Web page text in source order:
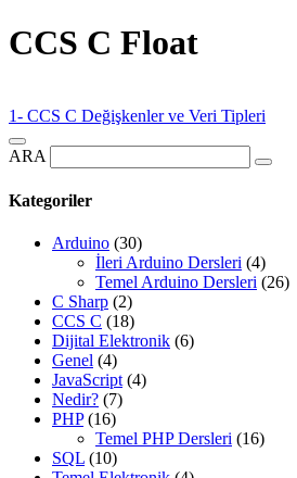
CCS C Float
1- CCS C Değişkenler ve Veri Tipleri
ARA
Kategoriler
Arduino (30)
İleri Arduino Dersleri (4)
Temel Arduino Dersleri (26)
C Sharp (2)
CCS C (18)
Dijital Elektronik (6)
Genel (4)
JavaScript(4)
Nedir? (7)
PHP(16)
Temel PHP Dersleri (16)
SQL (10)